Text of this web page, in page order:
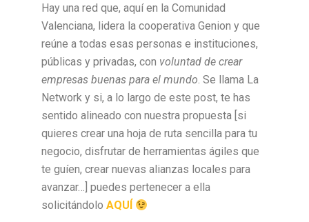
Hay una red que, aquí en la Comunidad
Valenciana, lidera la cooperativa Genion y que
reúne a todas esas personas e instituciones,
públicas y privadas, con voluntad de crear
empresas buenas para el mundo. Se llama La
Network y si, a lo largo de este post, te has
sentido alineado con nuestra propuesta [si
quieres crear una hoja de ruta sencilla para tu
negocio, disfrutar de herramientas ágiles que
te guíen, crear nuevas alianzas locales para
avanzar…] puedes pertenecer a ella
solicitándolo AQUÍ